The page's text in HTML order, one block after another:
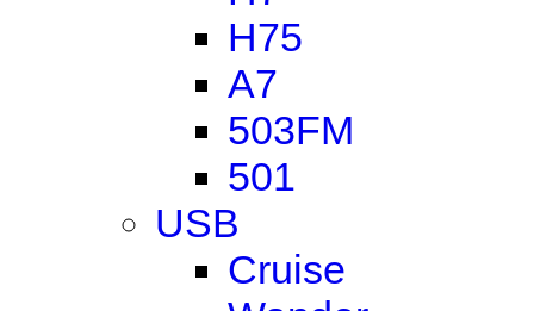
H75
A7
503FM
501
USB
Cruise